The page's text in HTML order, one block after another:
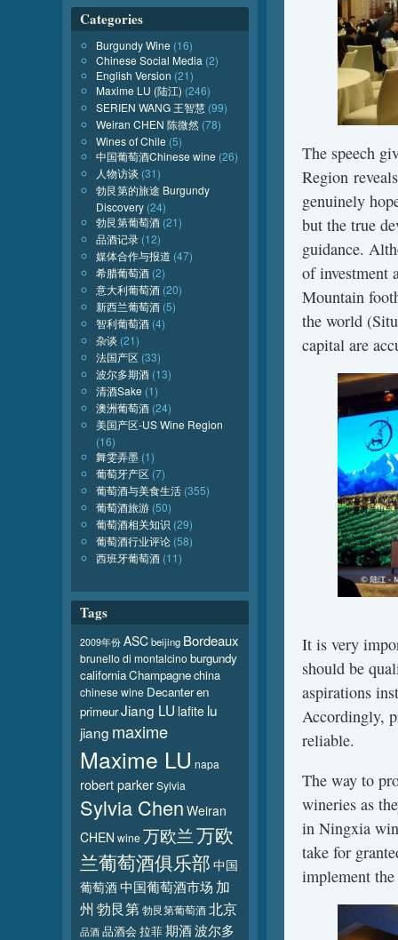
The speech
Region
genuinely
but the true
guidance.
of investment
Mountain
the world
capital are
It is very
should be
aspirations
Accordingly,
reliable.
The way to
wineries as
in Ningxia
take for
implement
Categories
Burgundy Wine (16)
Chinese Social Media (2)
English Version (21)
Maxime LU (陆江) (246)
SERIEN WANG 王智慧 (99)
Weiran CHEN 陈微然 (78)
Wines of Chile (5)
中国葡萄酒Chinese wine (26)
人物访谈 (31)
勃艮第的旅途 Burgundy
Discovery (24)
勃艮第葡萄酒 (21)
品酒记录 (12)
媒体合作与报道 (47)
希腊葡萄酒 (2)
意大利葡萄酒 (20)
新西兰葡萄酒 (5)
智利葡萄酒 (4)
杂谈 (21)
法国产区 (33)
波尔多期酒 (13)
清酒Sake (1)
澳洲葡萄酒 (24)
美国产区-US Wine Region
(16)
舞雯弄墨 (1)
葡萄牙产区 (7)
葡萄酒与美食生活 (355)
葡萄酒旅游 (50)
葡萄酒相关知识 (29)
葡萄酒行业评论 (58)
西班牙葡萄酒 (11)
Tags
2009年份 ASCbeijing Bordeaux
brunello di montalcinoburgundy
californiaChampagnechina
chinese wine Decanteren
primeurJiang LU lafite lu
jiang maxime
Maxime LU napa
robert parkerSylvia
Sylvia Chen Weiran
CHEN wine万欧兰万欧
兰葡萄酒俱乐部中国
葡萄酒中国葡萄酒市场 加
州 勃艮第勃艮第葡萄酒北京
品酒品酒会 拉菲期酒波尔多